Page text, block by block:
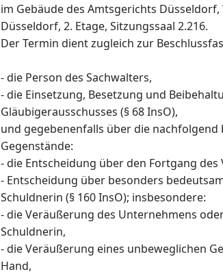
im Gebäude des Amtsgerichts
Düsseldorf, 2. Etage, Sitzungssaal 2.216.
Der Termin dient zugleich zur
- die Person des Sachwalters,
- die Einsetzung, Besetzung und
Gläubigerausschusses (§ 68 InsO),
und gegebenenfalls über die nachfolgend
Gegenstände:
- die Entscheidung über den Fortgang des
- Entscheidung über besonders
Schuldnerin (§ 160 InsO); insbesondere:
- die Veräußerung des Unternehmens
Schuldnerin,
- die Veräußerung eines unbeweglichen
Hand,